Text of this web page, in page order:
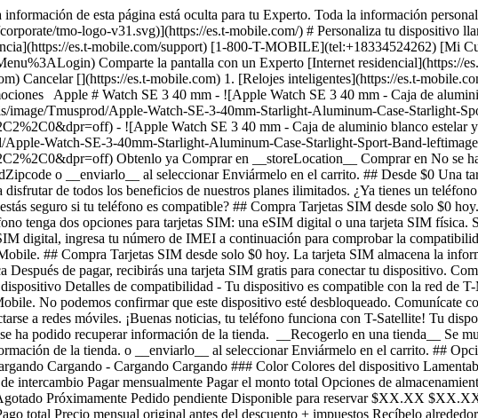
de esta página está oculta para tu Experto. Toda la información
tmo-logo-v31.svg)](https://es.t-mobile.com/) # ​​​​​​​Personaliza tu dispositivo
es.t-mobile.com/support) [1-800-T-MOBILE](tel:+18334524262) [Mi
Comparte la pantalla con un Experto [Internet residencial](https://
Cancelar [](https://es.t-mobile.com) 1. [Relojes inteligentes](https://es.t-
Apple # Watch SE 3 40 mm - ![Apple Watch SE 3 40 mm - Caja de
image/Tmusprod/Apple-Watch-SE-3-40mm-Starlight-Aluminum-Case-Starlight-
- ![Apple Watch SE 3 40 mm - Caja de aluminio blanco estelar
Watch-SE-3-40mm-Starlight-Aluminum-Case-Starlight-Sport-Band-
Obtenlo ya Comprar en __storeLocation__ Comprar en No se
o __enviarlo__ al seleccionar Enviármelo en el carrito. ## Desde $0 Una
de todos los beneficios de nuestros planes ilimitados. ¿Ya tienes un
seguro si tu teléfono es compatible? ## Compra Tarjetas SIM desde solo $0
tenga dos opciones para tarjetas SIM: una eSIM digital o una tarjeta SIM física.
digital, ingresa tu número de IMEI a continuación para comprobar la
## Compra Tarjetas SIM desde solo $0 hoy. La tarjeta SIM almacena la
de pagar, recibirás una tarjeta SIM gratis para conectar tu dispositivo.
Detalles de compatibilidad - Tu dispositivo es compatible con la red de
No podemos confirmar que este dispositivo esté desbloqueado. Comunícate
a redes móviles. ¡Buenas noticias, tu teléfono funciona con T-Satellite! Tu
ha podido recuperar información de la tienda. __Recogerlo en una tienda__ Se
de la tienda. o __enviarlo__ al seleccionar Enviármelo en el carrito. ##
Cargando - Cargando Cargando ### Color Colores del dispositivo
Pagar mensualmente Pagar el monto total Opciones de
Próximamente Pedido pendiente Disponible para reservar $XX.XX
total Precio mensual original antes del descuento + impuestos Recíbelo